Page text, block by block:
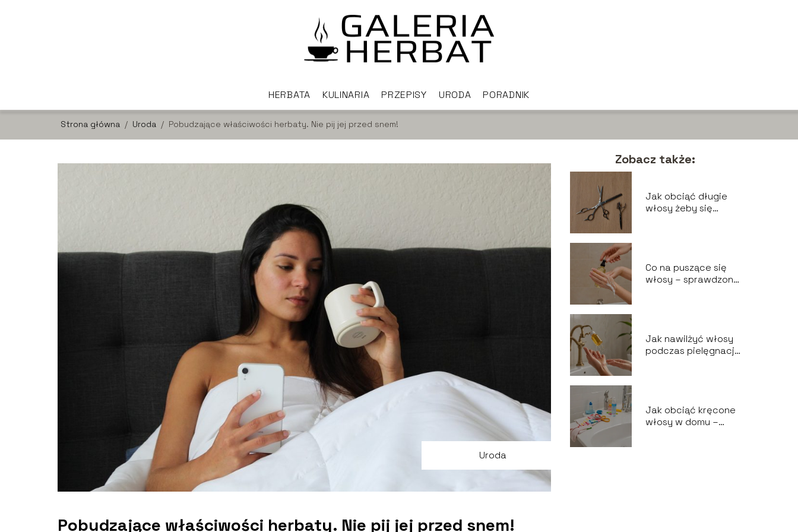
HERBATA KULINARIA PRZEPISY URODA PORADNIK
Strona główna / Uroda / Pobudzające właściwości herbaty. Nie pij jej przed snem!
Uroda
Pobudzające właściwości herbaty. Nie pij jej przed snem!
Zobacz także:
Jak obciąć długie
włosy żeby się
Co na puszące się
włosy – sprawdzone
Jak nawilżyć włosy
podczas pielęgnacji
Jak obciąć kręcone
włosy w domu –